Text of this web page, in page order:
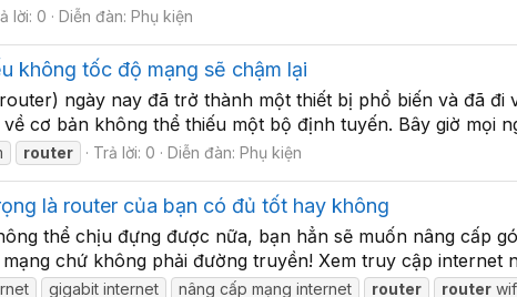
lời: 0 Diễn đàn:Phụ kiện
không tốc độ mạng sẽ chậm lại
ngày nay đã trở thành một thiết bị phổ biến và đã đi
cơ bản không thể thiếu một bộ định tuyến. Bây giờ mọi
router Trả lời: 0 Diễn đàn: Phụ kiện
là router của bạn có đủ tốt hay không
thể chịu đựng được nữa, bạn hẳn sẽ muốn nâng cấp
chứ không phải đường truyền! Xem truy cập internet
gigabit internet nâng cấp mạng internet router router